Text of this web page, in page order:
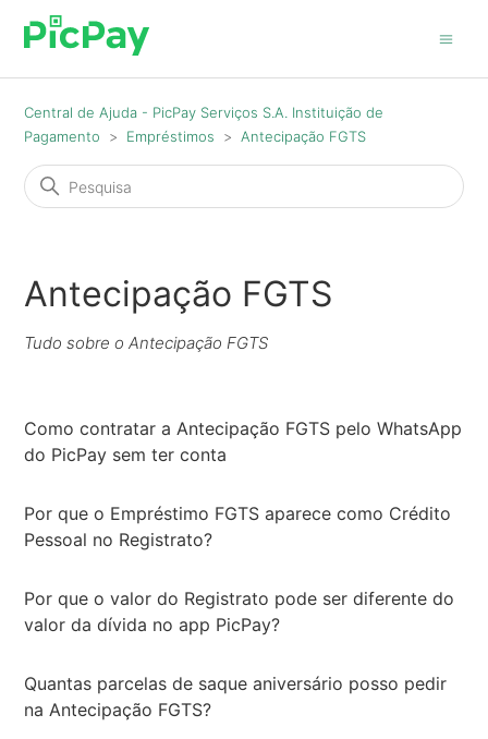
Central de Ajuda - PicPay Serviços S.A. Instituição de
Pagamento
Empréstimos Antecipação FGTS
Antecipação FGTS
Tudo sobre o Antecipação FGTS
Como contratar a Antecipação FGTS pelo WhatsApp
do PicPay sem ter conta
Por que o Empréstimo FGTS aparece como Crédito
Pessoal no Registrato?
Por que o valor do Registrato pode ser diferente do
valor da dívida no app PicPay?
Quantas parcelas de saque aniversário posso pedir
na Antecipação FGTS?